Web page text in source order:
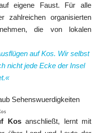
eigene Faust. Für alle
organisierten
die von lokalen
auf Kos. Wir selbst
nicht jede Ecke der Insel
Kosanschließt, lernt mit